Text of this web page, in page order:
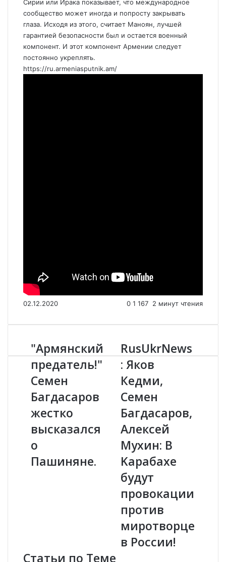
Сирии или Ирака показывает, что международное
сообщество может иногда и попросту закрывать
глаза. Исходя из этого, считает Маноян, лучшей
гарантией безопасности был и остается военный
компонент. И этот компонент Армении следует
постоянно укреплять.
https://ru.armeniasputnik.am/
02.12.2020 0 1 167 2 минут чтения
"
А
р
м
я
н
к
и
п
"
"Армянский
предатель!"
Семен
Багдасаров
жестко
высказался
о
Пашиняне.
R
u
s
U
k
r
N
e
w
s
:
Я
к
о
в
е
д
и
RusUkrNews
: Яков
Кедми,
Семен
Багдасаров,
Алексей
Мухин: В
Kapaбаxе
будут
пpoвoкaции
пpотив
миpoтвopце
в России!
Статьи по Теме